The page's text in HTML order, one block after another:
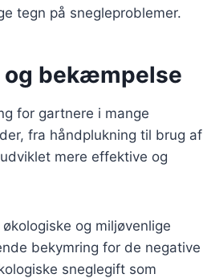
tegn på snegleproblemer.
bekæmpelse
for gartnere i mange
fra håndplukning til brug af
mere effektive og
og miljøvenlige
bekymring for de negative
sneglegift som